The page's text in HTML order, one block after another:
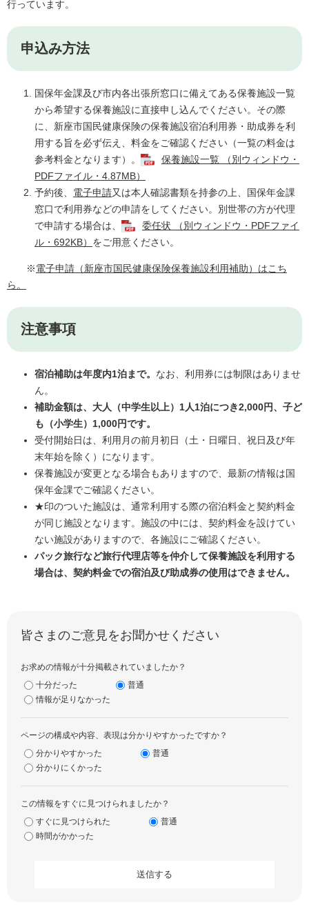
行っています。
申込み方法
国保年金課及び市内各出張所窓口に備えてある保養施設一覧
から希望する保養施設に直接申し込んでください。その際
に、新座市国民健康保険の保養施設宿泊利用券・助成券を利
用する旨を必ず伝え、料金をご確認ください（一覧の料金は
参考料金となります）。
保養施設一覧 （別ウィンドウ・
PDFファイル・4.87MB）
予約後、 電子申請又は本人確認書類を持参の上、国保年金課
窓口で利用券などの申請をしてください。別世帯の方が代理
で申請する場合は、
委任状 （別ウィンドウ・PDFファイ
ル・692KB） をご用意ください。
※電子申請（新座市国民健康保険保養施設利用補助）はこち
ら。
注意事項
宿泊補助は年度内1泊まで。 なお、利用券には制限はありませ
ん。
補助金額は、大人（中学生以上）1人1泊につき2,000円、子ど
も（小学生）1,000円です。
受付開始日は、利用月の前月初日（土・日曜日、祝日及び年
末年始を除く）になります。
保養施設が変更となる場合もありますので、最新の情報は国
保年金課でご確認ください。
★印のついた施設は、通常利用する際の宿泊料金と契約料金
が同じ施設となります。施設の中には、契約料金を設けてい
ない施設がありますので、各施設にご確認ください。
パック旅行など旅行代理店等を仲介して保養施設を利用する
場合は、契約料金での宿泊及び助成券の使用はできません。
皆さまのご意見をお聞かせください
お求めの情報が十分掲載されていましたか？
十分だった
普通
情報が足りなかった
ページの構成や内容、表現は分かりやすかったですか？
分かりやすかった
普通
分かりにくかった
この情報をすぐに見つけられましたか？
すぐに見つけられた
普通
時間がかかった